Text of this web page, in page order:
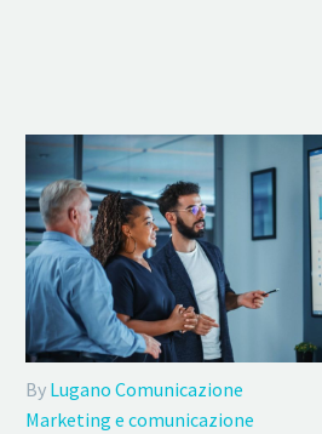
By Lugano Comunicazione
Marketing e comunicazione